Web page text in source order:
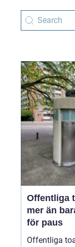
Offentliga
mer än
för paus
Offentliga